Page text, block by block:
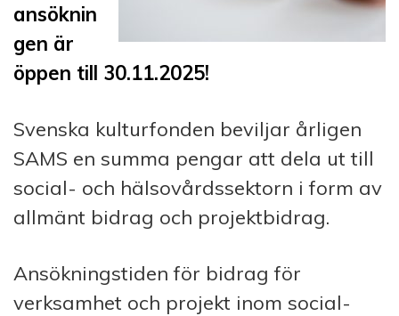
ansöknin
gen är
öppen till 30.11.2025!
Svenska kulturfonden beviljar årligen
SAMS en summa pengar att dela ut till
social- och hälsovårdssektorn i form av
allmänt bidrag och projektbidrag.
Ansökningstiden för bidrag för
verksamhet och projekt inom social-